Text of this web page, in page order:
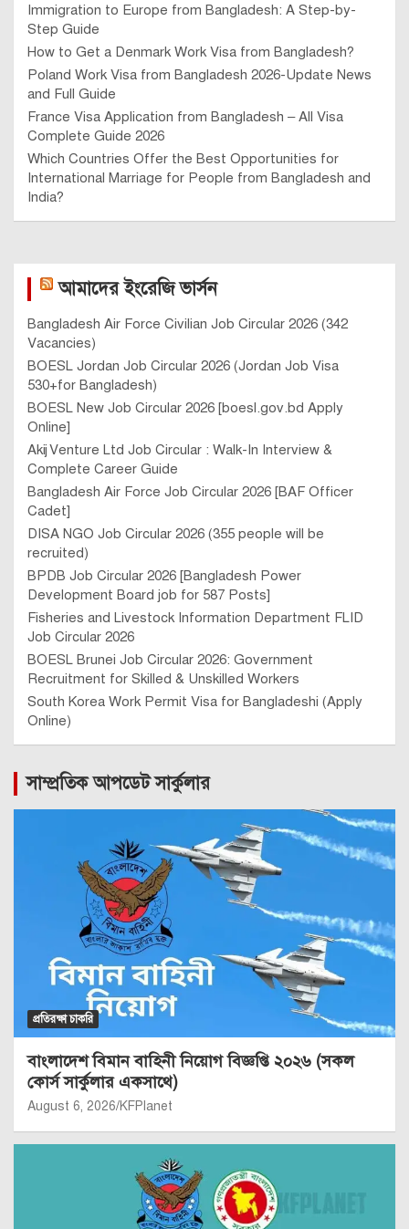
Immigration to Europe from Bangladesh: A Step-by-
Step Guide
How to Get a Denmark Work Visa from Bangladesh?
Poland Work Visa from Bangladesh 2026-Update News
and Full Guide
France Visa Application from Bangladesh – All Visa
Complete Guide 2026
Which Countries Offer the Best Opportunities for
International Marriage for People from Bangladesh and
India?
আমাদের ইংরেজি ভার্সন
Bangladesh Air Force Civilian Job Circular 2026 (342
Vacancies)
BOESL Jordan Job Circular 2026 (Jordan Job Visa
530+for Bangladesh)
BOESL New Job Circular 2026 [boesl.gov.bd Apply
Online]
Akij Venture Ltd Job Circular : Walk-In Interview &
Complete Career Guide
Bangladesh Air Force Job Circular 2026 [BAF Officer
Cadet]
DISA NGO Job Circular 2026 (355 people will be
recruited)
BPDB Job Circular 2026 [Bangladesh Power
Development Board job for 587 Posts]
Fisheries and Livestock Information Department FLID
Job Circular 2026
BOESL Brunei Job Circular 2026: Government
Recruitment for Skilled & Unskilled Workers
South Korea Work Permit Visa for Bangladeshi (Apply
Online)
সাম্প্রতিক আপডেট সার্কুলার
প্রতিরক্ষা চাকরি
বাংলাদেশ বিমান বাহিনী নিয়োগ বিজ্ঞপ্তি ২০২৬ (সকল
কোর্স সার্কুলার একসাথে)
August 6, 2026 KFPlanet